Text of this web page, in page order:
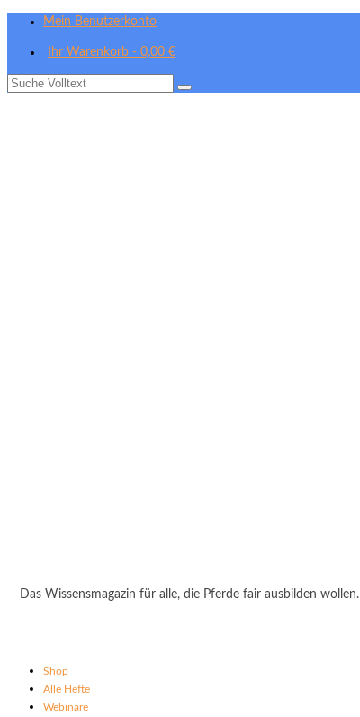
Mein Benutzerkonto
Ihr Warenkorb - 0,00 €
Suche
Das Wissensmagazin für alle, die Pferde fair ausbilden wollen.
Shop
Alle Hefte
Webinare